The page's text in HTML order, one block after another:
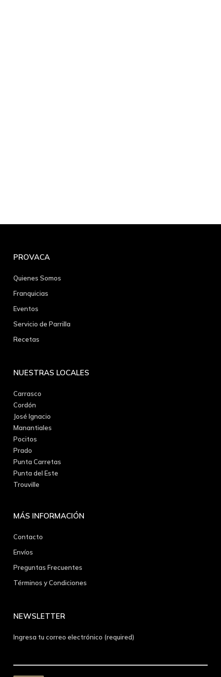
PROVACA
Quienes Somos
Franquicias
Eventos
Servicio de Parrilla
Recetas
NUESTRAS LOCALES
Carrasco
Cordón
José Ignacio
Manantiales
Pocitos
Prado
Punta Carretas
Punta del Este
Trouville
MÁS INFORMACIÓN
Contacto
Envíos
Preguntas Frecuentes
Términos y Condiciones
NEWSLETTER
Ingresa tu correo electrónico (required)